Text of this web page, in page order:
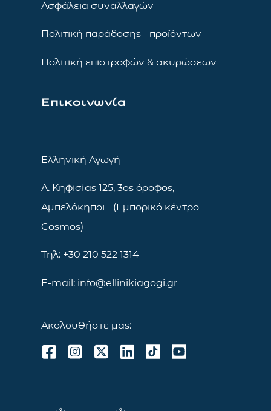
Ασφάλεια συναλλαγών
Πολιτική παράδοσης προϊόντων
Πολιτική επιστροφών & ακυρώσεων
Επικοινωνία
Ελληνική Αγωγή
Λ. Κηφισίας 125, 3ος όροφος,
Αμπελόκηποι (Εμπορικό κέντρο
Cosmos)
Τηλ: +30 210 522 1314
E-mail: info@ellinikiagogi.gr
Ακολουθήστε μας: